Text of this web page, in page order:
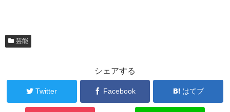
芸能
シェアする
Twitter Facebook はてブ